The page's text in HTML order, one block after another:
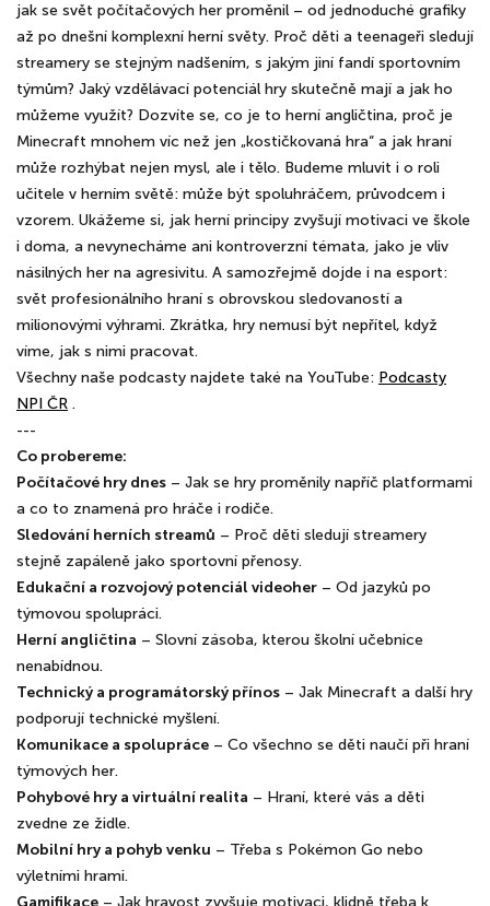
jak se svět počítačových her proměnil – od jednoduché grafiky
až po dnešní komplexní herní světy. Proč děti a teenageři sledují
streamery se stejným nadšením, s jakým jiní fandí sportovním
týmům? Jaký vzdělávací potenciál hry skutečně mají a jak ho
můžeme využít? Dozvíte se, co je to herní angličtina, proč je
Minecraft mnohem víc než jen „kostičkovaná hra“ a jak hraní
může rozhýbat nejen mysl, ale i tělo. Budeme mluvit i o roli
učitele v herním světě: může být spoluhráčem, průvodcem i
vzorem. Ukážeme si, jak herní principy zvyšují motivaci ve škole
i doma, a nevynecháme ani kontroverzní témata, jako je vliv
násilných her na agresivitu. A samozřejmě dojde i na esport:
svět profesionálního hraní s obrovskou sledovaností a
milionovými výhrami. Zkrátka, hry nemusí být nepřítel, když
víme, jak s nimi pracovat.
Všechny naše podcasty najdete také na YouTube: Podcasty
NPI ČR .
---
Co probereme:
Počítačové hry dnes – Jak se hry proměnily napříč platformami
a co to znamená pro hráče i rodiče.
Sledování herních streamů – Proč děti sledují streamery
stejně zapáleně jako sportovní přenosy.
Edukační a rozvojový potenciál videoher – Od jazyků po
týmovou spolupráci.
Herní angličtina – Slovní zásoba, kterou školní učebnice
nenabídnou.
Technický a programátorský přínos – Jak Minecraft a další hry
podporují technické myšlení.
Komunikace a spolupráce – Co všechno se děti naučí při hraní
týmových her.
Pohybové hry a virtuální realita – Hraní, které vás a děti
zvedne ze židle.
Mobilní hry a pohyb venku – Třeba s Pokémon Go nebo
výletními hrami.
Gamifikace – Jak hravost zvyšuje motivaci, klidně třeba k